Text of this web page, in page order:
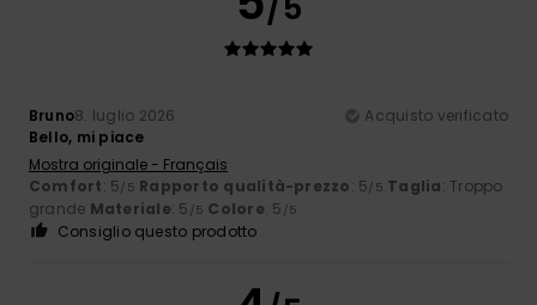
Bruno8. luglio 2026
Acquisto verificato
Bello, mi piace
Mostra originale - Français
Comfort: 5/5 Rapporto qualità-prezzo: 5/5 Taglia: Troppo
grande Materiale: 5 /5 Colore: 5 /5
Consiglio questo prodotto